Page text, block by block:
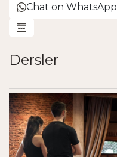
Chat on WhatsApp
Dersler